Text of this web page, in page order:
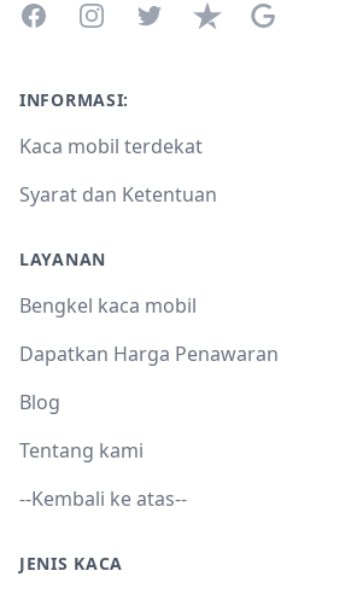
FacebookInstagramTwitterTrustpilotGoogle
INFORMASI:
Kaca mobil terdekat
Syarat dan Ketentuan
LAYANAN
Bengkel kaca mobil
Dapatkan Harga Penawaran
Blog
Tentang kami
--Kembali ke atas--
JENIS KACA